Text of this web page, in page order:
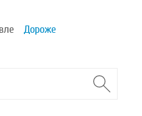
Дороже